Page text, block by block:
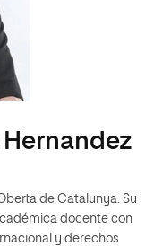
de Catalunya. Su
docente con
y derechos